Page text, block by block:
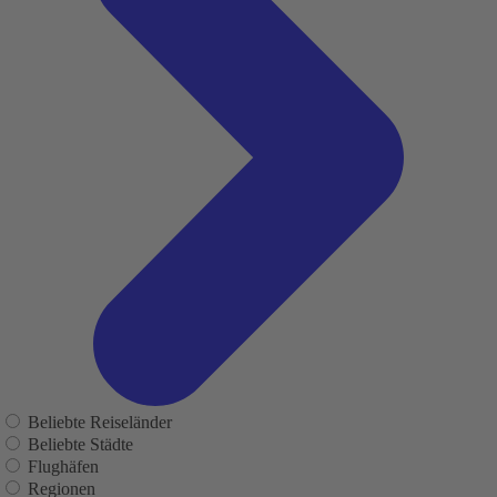
Beliebte Reiseländer
Beliebte Städte
Flughäfen
Regionen